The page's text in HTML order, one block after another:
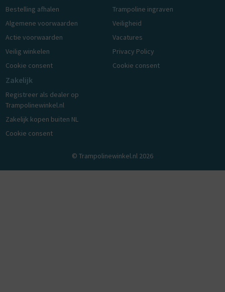
Bestelling afhalen
Algemene voorwaarden
Actie voorwaarden
Veilig winkelen
Cookie consent
Trampoline ingraven
Veiligheid
Vacatures
Privacy Policy
Cookie consent
Zakelijk
Registreer als dealer op
Trampolinewinkel.nl
Zakelijk kopen buiten NL
Cookie consent
© Trampolinewinkel.nl 2026